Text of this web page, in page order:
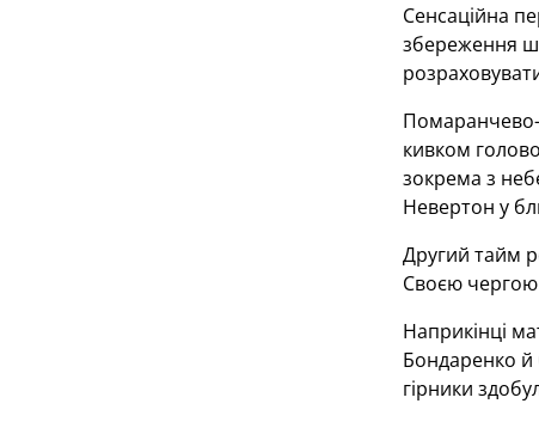
Сенсаційна
збереження
Помаранчево-
кивком
зокрема з
Невертон у
Другий тайм
Своєю чергою
Наприкінці
Бондаренко й
гірники